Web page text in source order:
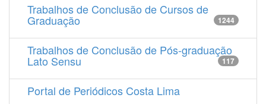
Trabalhos de Conclusão de Cursos de
Graduação 1244
Trabalhos de Conclusão de Pós-graduação
Lato Sensu 117
Portal de Periódicos Costa Lima